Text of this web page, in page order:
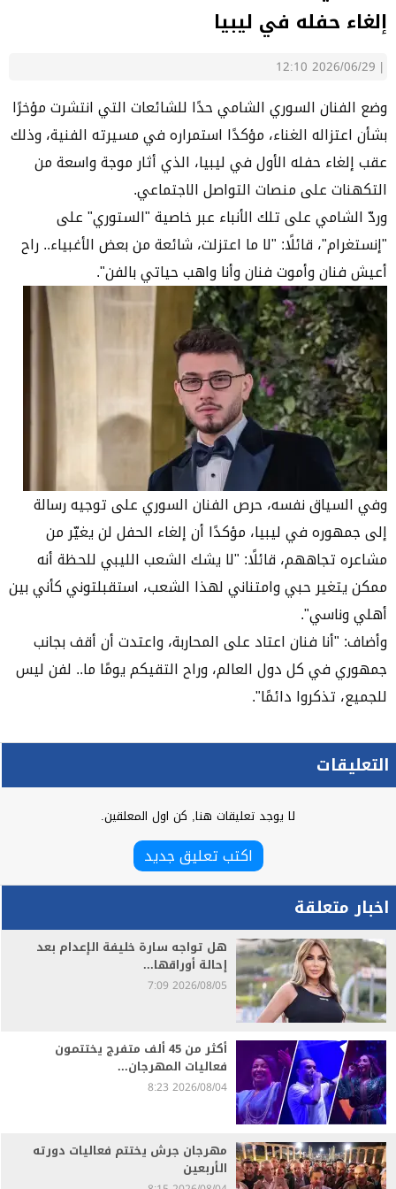
إلغاء حفله في ليبيا
|
2026/06/29 12:10
وضع الفنان السوري الشامي حدًا للشائعات التي انتشرت مؤخرًا
بشأن اعتزاله الغناء، مؤكدًا استمراره في مسيرته الفنية، وذلك
عقب إلغاء حفله الأول في ليبيا، الذي أثار موجة واسعة من
التكهنات على منصات التواصل الاجتماعي.
وردّ الشامي على تلك الأنباء عبر خاصية "الستوري" على
"إنستغرام"، قائلًا: "لا ما اعتزلت، شائعة من بعض الأغبياء.. راح
أعيش فنان وأموت فنان وأنا واهب حياتي بالفن".
وفي السياق نفسه، حرص الفنان السوري على توجيه رسالة
إلى جمهوره في ليبيا، مؤكدًا أن إلغاء الحفل لن يغيّر من
مشاعره تجاههم، قائلًا: "لا يشك الشعب الليبي للحظة أنه
ممكن يتغير حبي وامتناني لهذا الشعب، استقبلتوني كأني بين
أهلي وناسي".
وأضاف: "أنا فنان اعتاد على المحاربة، واعتدت أن أقف بجانب
جمهوري في كل دول العالم، وراح التقيكم يومًا ما.. لفن ليس
للجميع، تذكروا دائمًا".
التعليقات
لا يوجد تعليقات هنا, كن اول المعلقين.
اكتب تعليق جديد
اخبار متعلقة
هل تواجه سارة خليفة الإعدام بعد
إحالة أوراقها...
2026/08/05 7:09
أكثر من 45 ألف متفرج يختتمون
فعاليات المهرجان...
2026/08/04 8:23
مهرجان جرش يختتم فعاليات دورته
الأربعين